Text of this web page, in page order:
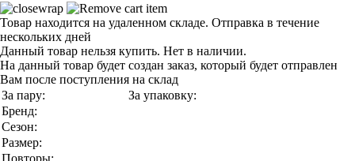
Товар находится на удаленном складе. Отправка в течение
нескольких дней
Данный товар нельзя купить. Нет в наличии.
На данный товар будет создан заказ, который будет отправлен
Вам после поступления на склад
За пару:
За упаковку:
Бренд:
Сезон:
Размер:
Повторы: